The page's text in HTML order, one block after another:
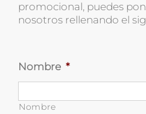
promocional, puedes
nosotros rellenando el
Nombre *
Nombre